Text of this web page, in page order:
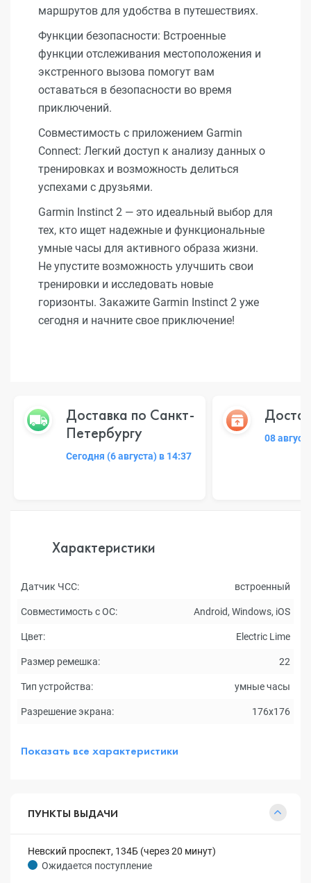
маршрутов для удобства в путешествиях.
Функции безопасности: Встроенные
функции отслеживания местоположения и
экстренного вызова помогут вам
оставаться в безопасности во время
приключений.
Совместимость с приложением Garmin
Connect: Легкий доступ к анализу данных о
тренировках и возможность делиться
успехами с друзьями.
Garmin Instinct 2 — это идеальный выбор для
тех, кто ищет надежные и функциональные
умные часы для активного образа жизни.
Не упустите возможность улучшить свои
тренировки и исследовать новые
горизонты. Закажите Garmin Instinct 2 уже
сегодня и начните свое приключение!
Доставка по Санкт-
Петербургу
Сегодня (6 августа) в 14:37
08
Характеристики
Датчик ЧСС: встроенный
Совместимость с ОС: Android, Windows, iOS
Цвет: Electric Lime
Размер ремешка: 22
Тип устройства: умные часы
Разрешение экрана: 176x176
Показать все характеристики
ПУНКТЫ ВЫДАЧИ
Невский проспект, 134Б (через 20 минут)
Ожидается поступление